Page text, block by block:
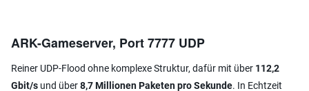
ARK-Gameserver, Port 7777 UDP
Reiner UDP-Flood ohne komplexe Struktur, dafür mit über 112,2
Gbit/s und über8,7 Millionen Paketen pro Sekunde. In Echtzeit